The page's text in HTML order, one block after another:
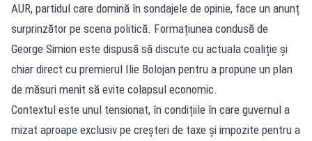
AUR, partidul care domină în sondajele de opinie, face un anunț
surprinzător pe scena politică. Formațiunea condusă de
George Simion este dispusă să discute cu actuala coaliție și
chiar direct cu premierul Ilie Bolojan pentru a propune un plan
de măsuri menit să evite colapsul economic.
Contextul este unul tensionat, în condițiile în care guvernul a
mizat aproape exclusiv pe creșteri de taxe și impozite pentru a